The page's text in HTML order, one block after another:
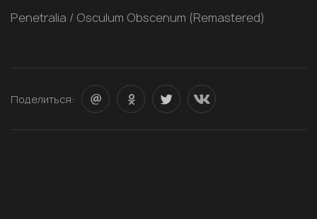
Penetralia / Osculum Obscenum (Remastered)
Поделиться: